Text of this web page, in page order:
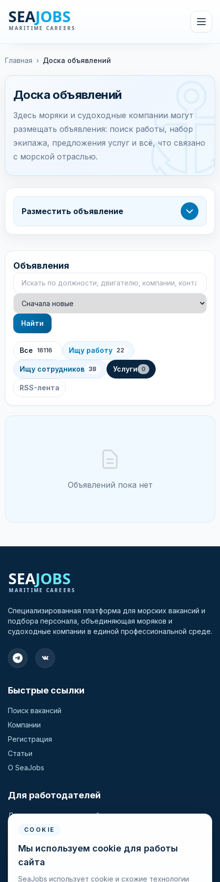
Главная › Доска объявлений
Доска объявлений
Здесь моряки и судоходные компании могут
размещать объявления: поиск работы, набор
экипажа, предложения услуг и всё, что связано
с морской отраслью.
Разместить объявление
Объявления
Поиск объявлений
Сортировка
Найти
Все 16116 Ищу работу 22
Ищу сотрудников 38 Услуги 0
RSS-лента
Объявлений пока нет
Специализированная платформа для морских вакансий и
подбора персонала, объединяющая моряков и
судоходные компании в единой профессиональной среде.
Быстрые ссылки
Поиск вакансий
Компании
Регистрация
Статьи
О SeaJobs
Для работодателей
Для крюинговых компаний
Разместить вакансию
Поиск кандидатов
COOKIE
Мы используем cookie для работы
сайта
SeaJobs использует cookie и схожие технологии